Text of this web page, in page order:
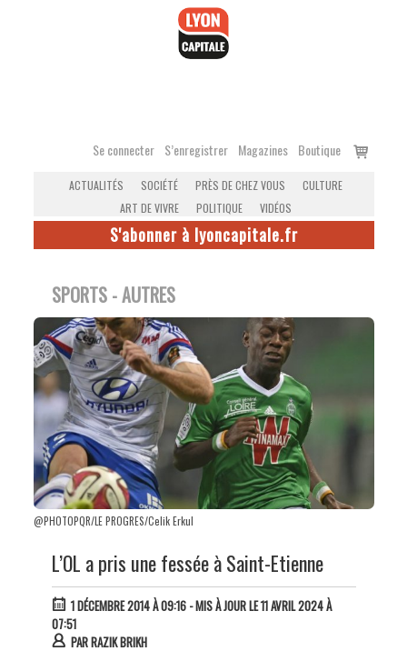
Se connecter S’enregistrer Magazines Boutique
Voir
ACTUALITÉS SOCIÉTÉ PRÈS DE CHEZ VOUS
CULTURE
ART DE VIVRE
POLITIQUE VIDÉOS
S'abonner à lyoncapitale.fr
SPORTS - AUTRES
@PHOTOPQR/LE PROGRES/Celik Erkul
L’OL a pris une fessée à Saint-Etienne
1 DÉCEMBRE 2014 À 09:16- MIS À JOUR LE 11 AVRIL 2024 À
07:51
PARRAZIK BRIKH